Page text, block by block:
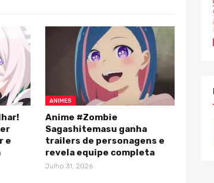
e
ANIMES
Anime #Zombie
Sagashitemasu ganha
trailers de personagens e
revela equipe completa
Julho 31, 2026